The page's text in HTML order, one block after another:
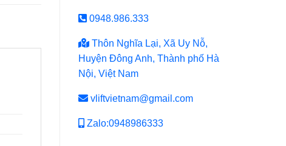
0948.986.333
Thôn Nghĩa Lại, Xã Uy Nỗ,
Huyện Đông Anh, Thành phố Hà
Nội, Việt Nam
vliftvietnam@gmail.com
Zalo:0948986333